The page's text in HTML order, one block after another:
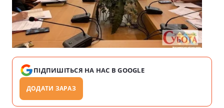
ПІДПИШІТЬСЯ НА НАС В GOOGLE
ДОДАТИ ЗАРАЗ